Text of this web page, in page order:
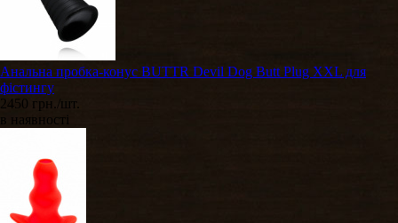
Анальна пробка-конус BUTTR Devil Dog Butt Plug XXL для
фістингу
2450 грн./шт.
в наявності